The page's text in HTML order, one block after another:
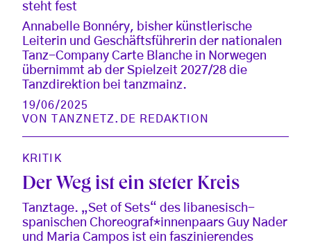
steht fest
Annabelle Bonnéry, bisher künstlerische
Leiterin und Geschäftsführerin der nationalen
Tanz-Company Carte Blanche in Norwegen
übernimmt ab der Spielzeit 2027/28 die
Tanzdirektion bei tanzmainz.
19/06/2025
VON
TANZNETZ.DE REDAKTION
KRITIK
Der Weg ist ein steter Kreis
Tanztage. „Set of Sets“ des libanesisch-
spanischen Choreograf*innenpaars Guy Nader
und Maria Campos ist ein faszinierendes